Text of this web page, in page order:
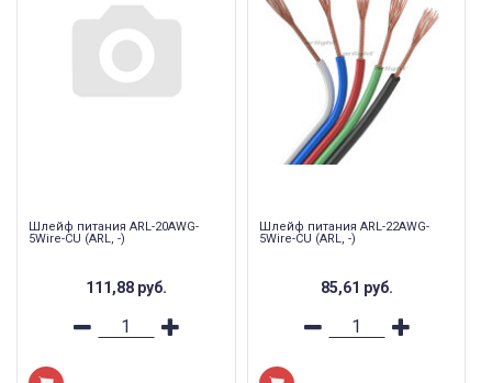
Шлейф питания ARL-20AWG-
5Wire-CU (ARL, -)
111,88 руб.
Шлейф питания ARL-22AWG-
5Wire-CU (ARL, -)
85,61 руб.